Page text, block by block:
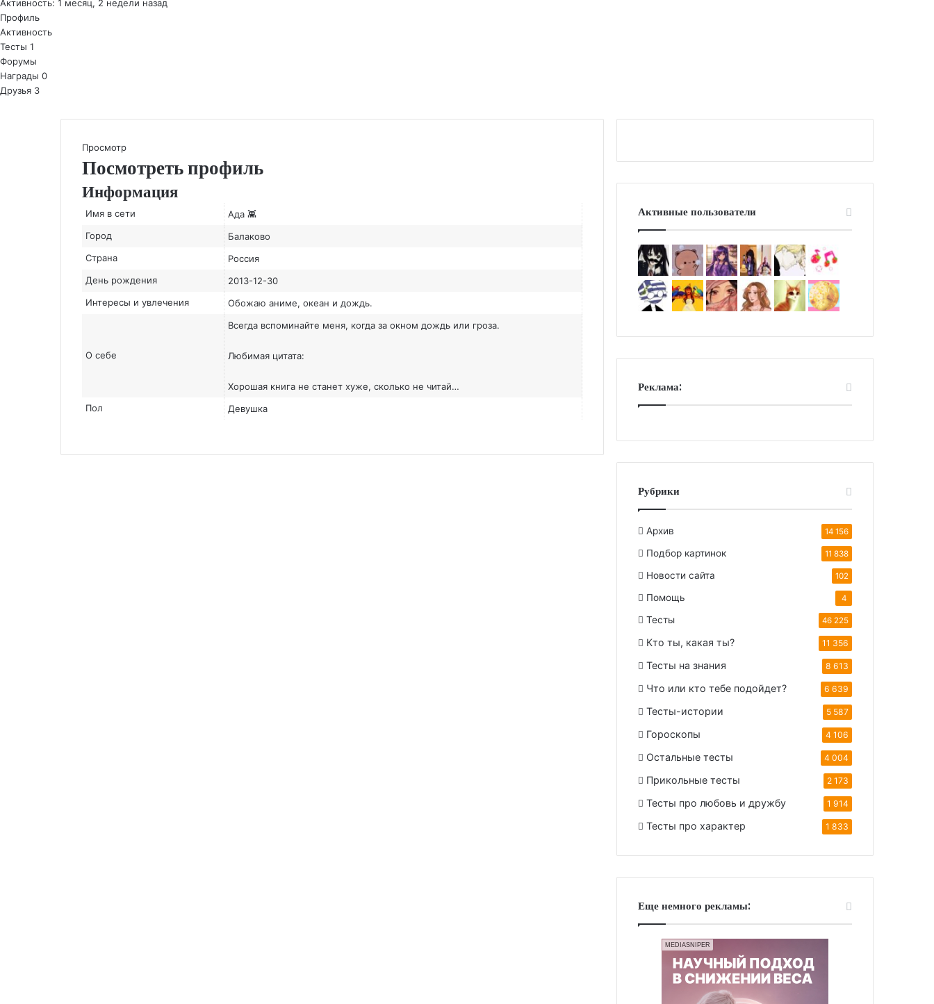
Активность: 1 месяц, 2 недели назад
Профиль
Активность
Тесты 1
Форумы
Награды 0
Друзья 3
Просмотр
Посмотреть профиль
Информация
Имя в сети
Ада 👾
Город
Балаково
Страна
Россия
День рождения
2013-12-30
Интересы и увлечения
Обожаю аниме, океан и дождь.
О себе
Всегда вспоминайте меня, когда за окном дождь или гроза.
Любимая цитата:
Хорошая книга не станет хуже, сколько не читай…
Пол
Девушка
Активные пользователи
Реклама:
Рубрики
Архив 14 156
Подбор картинок 11 838
Новости сайта 102
Помощь 4
Тесты 46 225
Кто ты, какая ты? 11 356
Тесты на знания 8 613
Что или кто тебе подойдет? 6 639
Тесты-истории 5 587
Гороскопы 4 106
Остальные тесты 4 004
Прикольные тесты 2 173
Тесты про любовь и дружбу 1 914
Тесты про характер 1 833
Еще немного рекламы:
MEDIASNIPER